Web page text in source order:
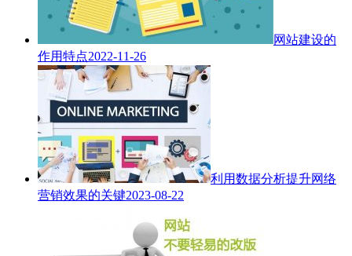
网站建设的
作用特点2022-11-26
利用数据分析提升网络
营销效果的关键2023-08-22